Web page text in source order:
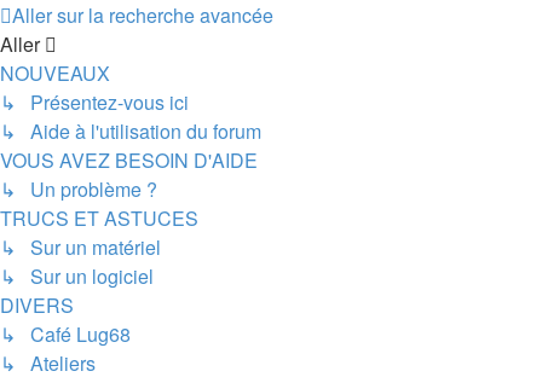
Aller sur la recherche avancée
Aller
NOUVEAUX
↳ Présentez-vous ici
↳ Aide à l'utilisation du forum
VOUS AVEZ BESOIN D'AIDE
↳ Un problème ?
TRUCS ET ASTUCES
↳ Sur un matériel
↳ Sur un logiciel
DIVERS
↳ Café Lug68
↳ Ateliers